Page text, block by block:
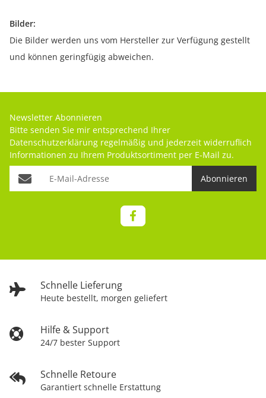
Bilder:
Die Bilder werden uns vom Hersteller zur Verfügung gestellt
und können geringfügig abweichen.
Schnelle Lieferung
Heute bestellt, morgen geliefert
Hilfe & Support
24/7 bester Support
Schnelle Retoure
Garantiert schnelle Erstattung
Newsletter Abonnieren
Bitte senden Sie mir entsprechend Ihrer
Datenschutzerklärung regelmäßig und jederzeit widerruflich
Informationen zu Ihrem Produktsortiment per E-Mail zu.
Abonnieren